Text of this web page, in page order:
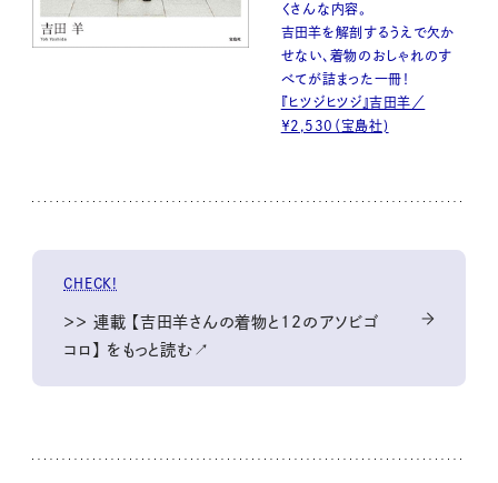
くさんな内容。
吉田羊を解剖するうえで欠か
せない、着物のおしゃれのす
べてが詰まった一冊！
『ヒツジヒツジ』吉田羊／
￥2,530（宝島社)
CHECK!
＞＞ 連載 【吉田羊さんの着物と12のアソビゴ
コロ】 をもっと読む↗